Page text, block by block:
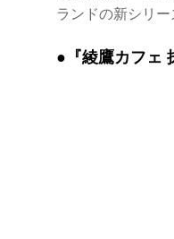
ランドの新シリー
●『綾鷹カフェ